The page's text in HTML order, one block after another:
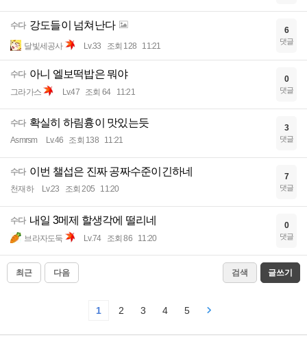
수다 강도들이 넘쳐난다
달빛세공사 Lv.33 조회 128 11:21
6
댓글
수다 아니 엘보떡밥은 뭐야
그라가스 Lv.47 조회 64 11:21
0
댓글
수다 확실히 하림흉이 맛있는듯
Asmrsm Lv.46 조회 138 11:21
3
댓글
수다 이번 챌섭은 진짜 공짜수준이긴하네
천재하 Lv.23 조회 205 11:20
7
댓글
수다 내일 3메제 할생각에 떨리네
브라자도둑 Lv.74 조회 86 11:20
0
댓글
최근 다음 검색 글쓰기
1 2 3 4 5